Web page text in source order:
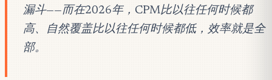
漏斗——而在2026年，CPM比以往任何时候都
高、自然覆盖比以往任何时候都低，效率就是全
部。